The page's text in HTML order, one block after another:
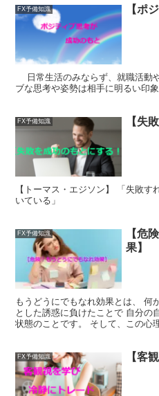
FX予備知識 【ポ
日常生活のみならず、就職活動
ブな思考や姿勢は相手に明るい印
FX予備知識 【失
【トーマス・エジソン】 「失敗
いてい
FX予備知識
【危
果】
もうどうにでもなれ効果とは、 何
とした誘惑に負けたことで 自分の
状態のことです。 そして、この心
FX予備知識 【客